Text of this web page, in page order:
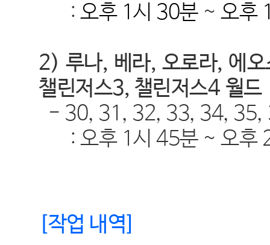
:오후1시 30분~오후
2) 루나, 베라, 오로라, 에오
챌린저스3, 챌린저스4 월드
- 30, 31, 32, 33, 34, 35,
:오후1시 45분~오후
작업 내역